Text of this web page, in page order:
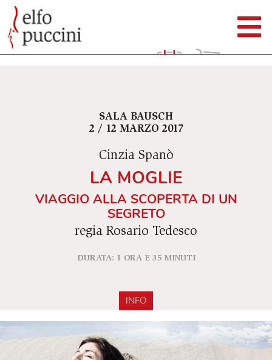
SALA BAUSCH
2 / 12 MARZO 2017
Cinzia Spanò
LA MOGLIE
VIAGGIO ALLA SCOPERTA DI UN
SEGRETO
regia Rosario Tedesco
DURATA: 1 ORA E 35 MINUTI
INFO